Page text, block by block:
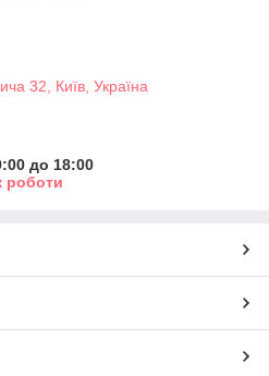
32, Київ, Україна
до 18:00
роботи